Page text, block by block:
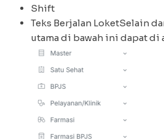
Shift
Teks Berjalan LoketSelain
utama di bawah ini dapat di